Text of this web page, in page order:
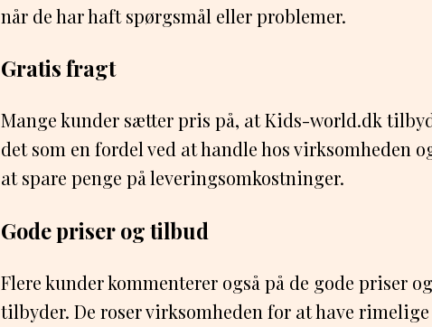
når de har haft spørgsmål eller problemer.
Gratis fragt
Mange kunder sætter pris på, at Kids-world.dk
det som en fordel ved at handle hos virksomheden
at spare penge på leveringsomkostninger.
Gode priser og tilbud
Flere kunder kommenterer også på de gode priser
tilbyder. De roser virksomheden for at have